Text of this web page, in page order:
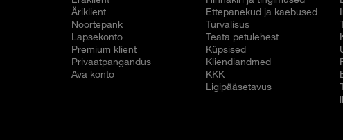
Äriklient
Noortepank
Lapsekonto
Premium klient
Privaatpangandus
Ava konto
Ettepanekud ja kaebused
Turvalisus
Teata petulehest
Küpsised
Kliendiandmed
KKK
Ligipääsetavus